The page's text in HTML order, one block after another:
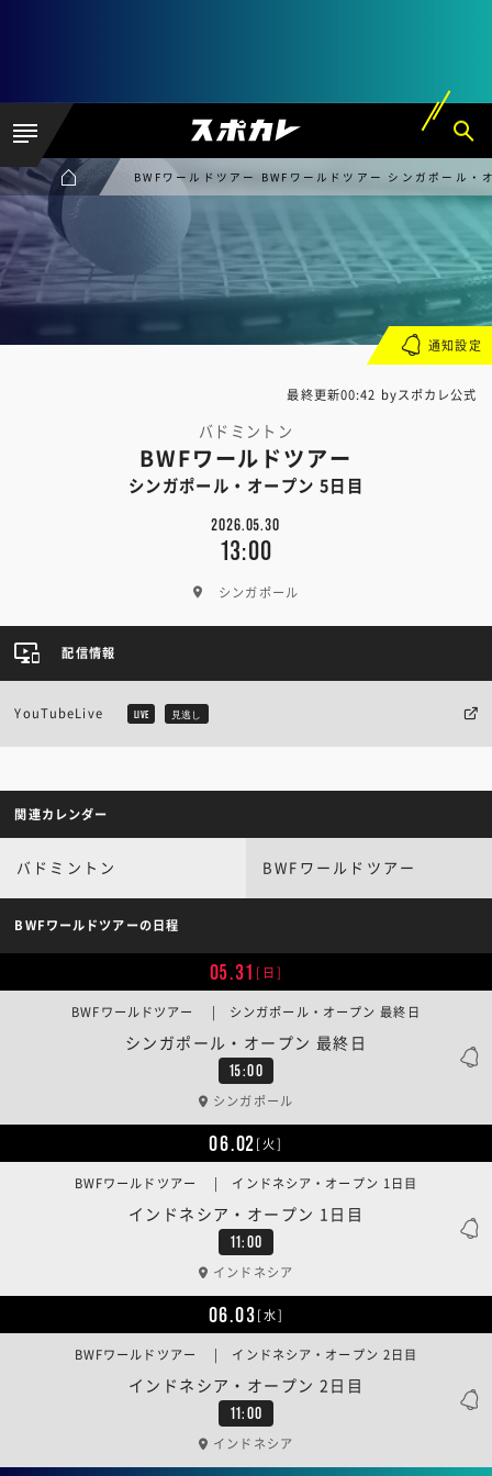
BWFワールドツアー BWFワールドツアー シンガポール・
最終更新00:42 byスポカレ公式
バドミントン
BWFワールドツアー
シンガポール・オープン 5日目
2026.05.30
13:00
シンガポール
通知設定
配信情報
YouTubeLive LIVE 見逃し
関連カレンダー
バドミントン BWFワールドツアー
BWFワールドツアーの日程
05.31 [日]
15:00
シンガポール・オープン 最終日
BWFワールドツアー | シンガポール・オープン 最終日
シンガポール
06.02[火]
11:00
インドネシア・オープン 1日目
BWFワールドツアー | インドネシア・オープン 1日目
インドネシア
06.03[水]
11:00
インドネシア・オープン 2日目
BWFワールドツアー | インドネシア・オープン 2日目
インドネシア